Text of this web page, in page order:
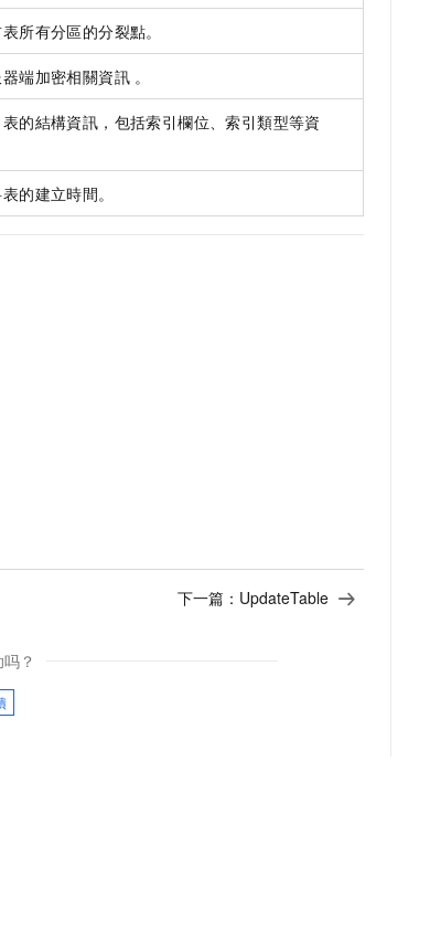
所有分區的分裂點。
端加密相關資訊 。
的結構資訊，包括索引欄位、索引類型等資
的建立時間。
下一篇： UpdateTable
？